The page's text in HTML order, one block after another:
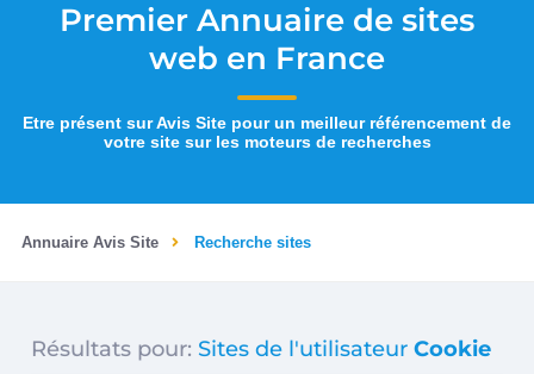
Premier Annuaire de sites
web en France
Etre présent sur Avis Site pour un meilleur référencement de
votre site sur les moteurs de recherches
Annuaire Avis Site Recherche sites
Résultats pour: Sites de l'utilisateur Cookie